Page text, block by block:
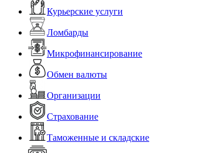
Курьерские услуги
Ломбарды
Микрофинансирование
Обмен валюты
Организации
Страхование
Таможенные и складские